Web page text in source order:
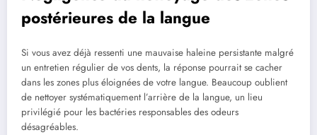
postérieures de la langue
Si vous avez déjà ressenti une mauvaise haleine persistante malgré
un entretien régulier de vos dents, la réponse pourrait se cacher
dans les zones plus éloignées de votre langue. Beaucoup oublient
de nettoyer systématiquement l’arrière de la langue, un lieu
privilégié pour les bactéries responsables des odeurs
désagréables.